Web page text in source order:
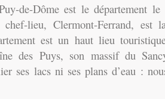
de-Dôme est le département le
chef-lieu, Clermont-Ferrand, est
est un haut lieu
des Puys, son massif du
ses lacs ni ses plans d’eau :